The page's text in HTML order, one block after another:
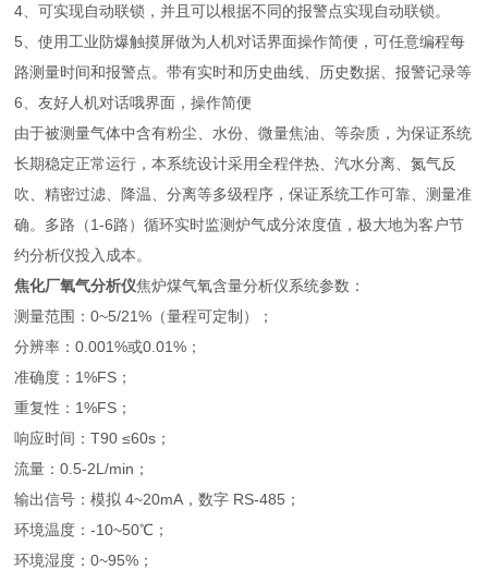
4、可实现自动联锁，并且可以根据不同的报警点实现自动联锁。
5、使用工业防爆触摸屏做为人机对话界面操作简便，可任意编程每
路测量时间和报警点。带有实时和历史曲线、历史数据、报警记录等
6、友好人机对话哦界面，操作简便
由于被测量气体中含有粉尘、水份、微量焦油、等杂质，为保证系统
长期稳定正常运行，本系统设计采用全程伴热、汽水分离、氮气反
吹、精密过滤、降温、分离等多级程序，保证系统工作可靠、测量准
确。多路（1-6路）循环实时监测炉气成分浓度值，极大地为客户节
约分析仪投入成本。
焦化厂氧气分析仪焦炉煤气氧含量分析仪系统参数：
测量范围：0~5/21%（量程可定制）；
分辨率：0.001%或0.01%；
准确度：1%FS；
重复性：1%FS；
响应时间：T90 ≤60s；
流量：0.5-2L/min；
输出信号：模拟 4~20mA，数字 RS-485；
环境温度：-10~50℃；
环境湿度：0~95%；